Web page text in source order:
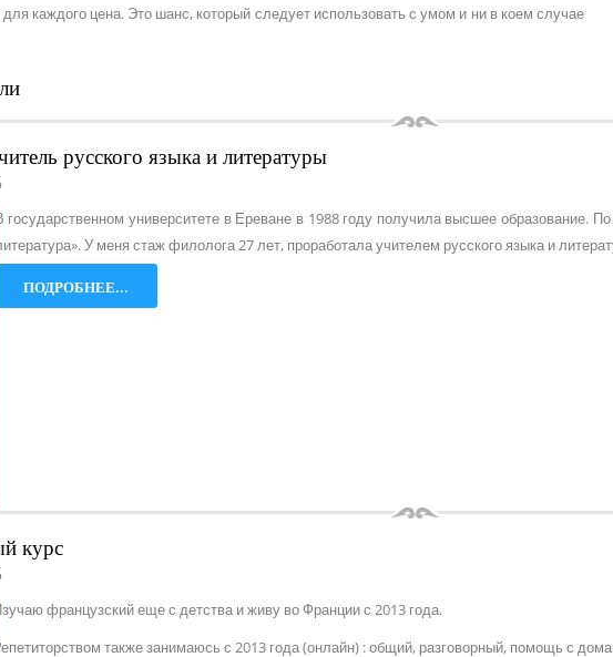
каждого цена. Это шанс, который следует использовать с умом и ни в коем случае
русского языка и литературы
государственном университете в Ереване в 1988 году получила высшее образование.
У меня стаж филолога 27 лет, проработала учителем русского языка и
ПОДРОБНЕЕ...
курс
французский еще с детства и живу во Франции с 2013 года.
также занимаюсь с 2013 года (онлайн) : общий, разговорный, помощь с